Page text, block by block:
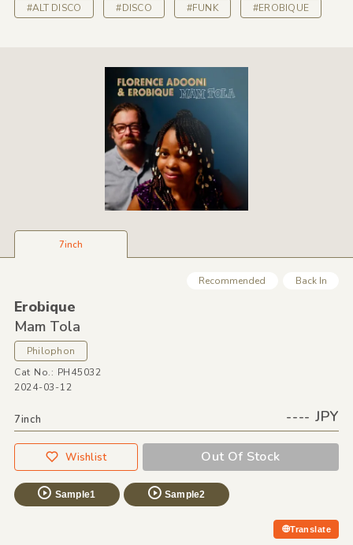
#ALT DISCO #DISCO #FUNK #EROBIQUE
7inch
Recommended Back In
Erobique
Mam Tola
Philophon
Cat No.: PH45032
2024-03-12
7inch ---- JPY
Wishlist Out Of Stock
Sample1 Sample2
Translate